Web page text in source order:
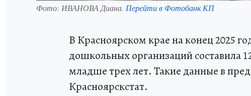
Фото: ИВАНОВА Диана. Перейти в Фотобанк КП
В Красноярском крае на конец 2025
дошкольных организаций составила
младше трех лет. Такие данные в
Красноярскстат.